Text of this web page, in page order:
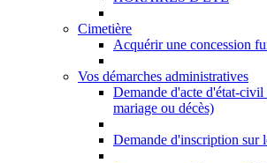
Cimetière
Acquérir une concession
Vos démarches administratives
Demande d'acte d'état-civil
mariage ou décès)
Demande d'inscription sur